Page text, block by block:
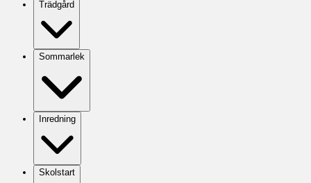
Trädgård
Sommarlek
Inredning
Skolstart